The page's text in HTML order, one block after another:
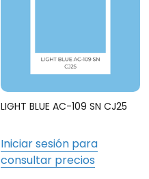
LIGHT BLUE AC-109 SN CJ25
Iniciar sesión para
consultar precios